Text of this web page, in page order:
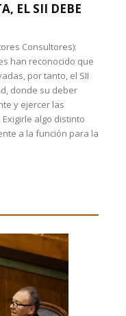
EL SII DEBE
Consultores):
han reconocido que
por tanto, el SII
donde su deber
y ejercer las
algo distinto
a la función para la